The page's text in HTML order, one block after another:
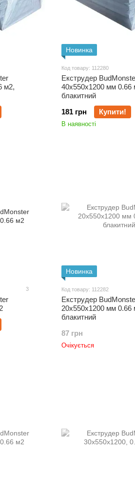
м2,
Новинка
Код товару: 112280
Екструдер
40х550х1200 мм 0.66
блакитний
181 грн
Купити!
В наявності
3
Новинка
Код товару: 112282
Екструдер
20х550х1200 мм 0.66
блакитний
87 грн
Очікується